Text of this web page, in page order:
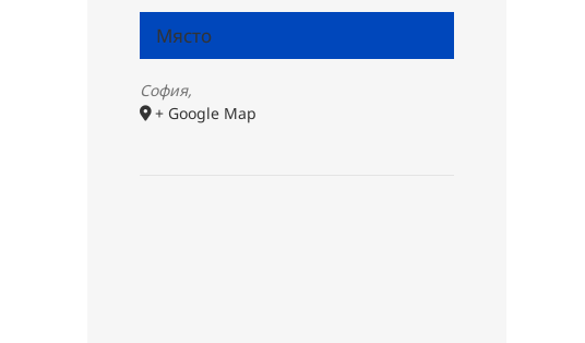
Място
София,
+ Google Map